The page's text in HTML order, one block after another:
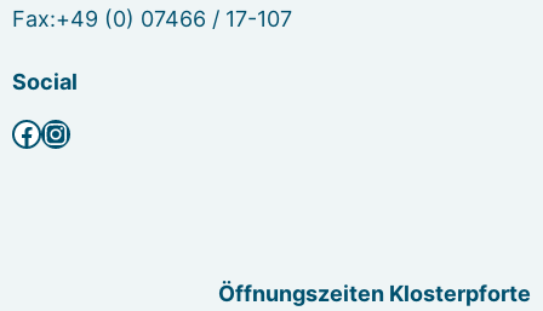
Fax:+49 (0) 07466 / 17-107
Social
Facebook
Instagram
Öffnungszeiten Klosterpforte